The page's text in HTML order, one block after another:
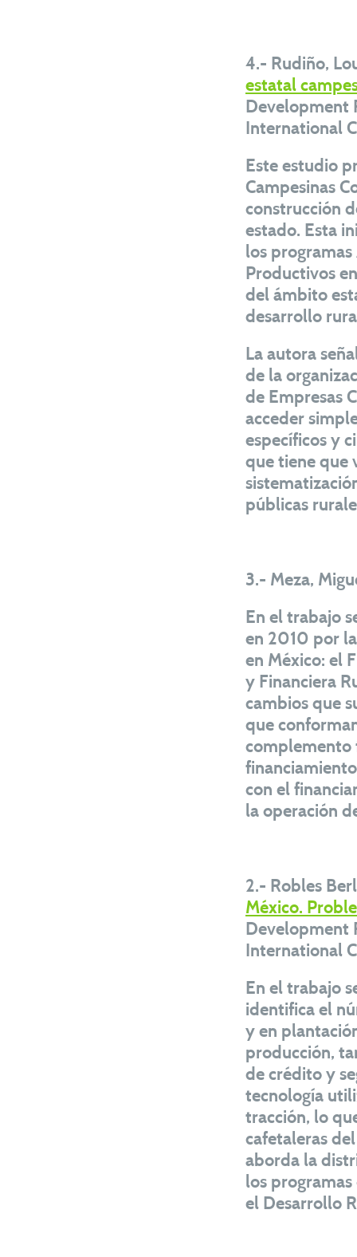
4.- Rudiño,
estatal
Development
International
Este estudio
Campesinas
construcción
estado. Esta
los
Productivos
del ámbito
desarrollo
La autora
de la
de Empresas
acceder
específicos y
que tiene que
públicas
3.- Meza,
En el trabajo
en 2010 por
en México: el
y Financiera
cambios que
que
complemento
con el
la operación
2.- Robles
México.
Development
International
En el trabajo
identifica el
y en
producción,
de crédito y
tecnología
tracción, lo
cafetaleras
aborda la
los
el Desarrollo